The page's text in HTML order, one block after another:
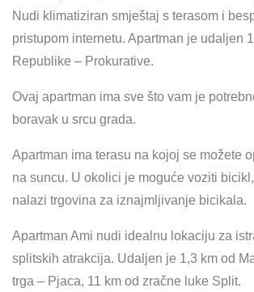
Nudi klimatiziran smještaj s terasom i
pristupom internetu. Apartman je udaljen
Republike – Prokurative.
Ovaj apartman ima sve što vam je
boravak u srcu grada.
Apartman ima terasu na kojoj se možete
na suncu. U okolici je moguće voziti
nalazi trgovina za iznajmljivanje bicikala.
Apartman Ami nudi idealnu lokaciju za
splitskih atrakcija. Udaljen je 1,3 km od
trga – Pjaca, 11 km od zračne luke Split.